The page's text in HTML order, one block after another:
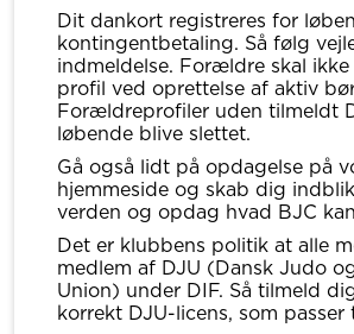
Dit dankort registreres for
kontingentbetaling. Så følg
indmeldelse. Forældre skal
profil ved oprettelse af aktiv
Forældreprofiler uden tilmeldt
løbende blive slettet.
Gå også lidt på opdagelse på
hjemmeside og skab dig
verden og opdag hvad BJC
Det er klubbens politik at alle
medlem af DJU (Dansk Judo
Union) under DIF. Så tilmeld
korrekt DJU-licens, som passer